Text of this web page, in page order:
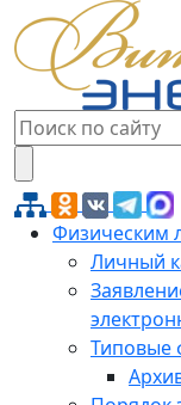
Физическим
Личный
Типовые